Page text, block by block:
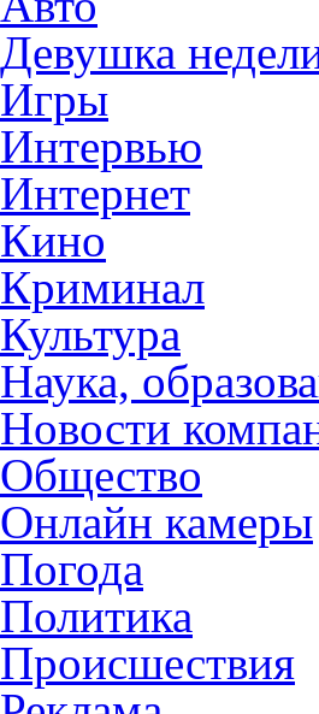
Девушка
Игры
Интервью
Интернет
Кино
Криминал
Культура
Наука,
Новости
Общество
Онлайн камеры
Погода
Политика
Происшествия